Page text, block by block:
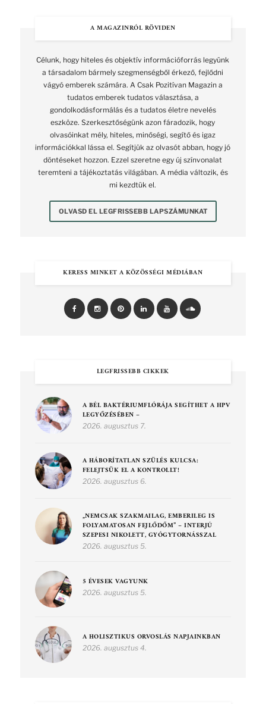
A MAGAZINRÓL RÖVIDEN
Célunk, hogy hiteles és objektív információforrás legyünk
a társadalom bármely szegmenségből érkező, fejlődni
vágyó emberek számára. A Csak Pozitívan Magazin a
tudatos emberek tudatos választása, a
gondolkodásformálás és a tudatos életre nevelés
eszköze. Szerkesztőségünk azon fáradozik, hogy
olvasóinkat mély, hiteles, minőségi, segítő és igaz
információkkal lássa el. Segítjük az olvasót abban, hogy jó
döntéseket hozzon. Ezzel szeretne egy új színvonalat
teremteni a tájékoztatás világában. A média változik, és
mi kezdtük el.
OLVASD EL LEGFRISSEBB LAPSZÁMUNKAT
KERESS MINKET A KÖZÖSSÉGI MÉDIÁBAN
LEGFRISSEBB CIKKEK
A BÉL BAKTÉRIUMFLÓRÁJA SEGÍTHET A HPV
LEGYŐZÉSÉBEN –
2026. augusztus 7.
A HÁBORÍTATLAN SZÜLÉS KULCSA:
FELEJTSÜK EL A KONTROLLT!
2026. augusztus 6.
„NEMCSAK SZAKMAILAG, EMBERILEG IS
FOLYAMATOSAN FEJLŐDŐM” – INTERJÚ
SZEPESI NIKOLETT, GYÓGYTORNÁSSZAL
2026. augusztus 5.
5 ÉVESEK VAGYUNK
2026. augusztus 5.
A HOLISZTIKUS ORVOSLÁS NAPJAINKBAN
2026. augusztus 4.